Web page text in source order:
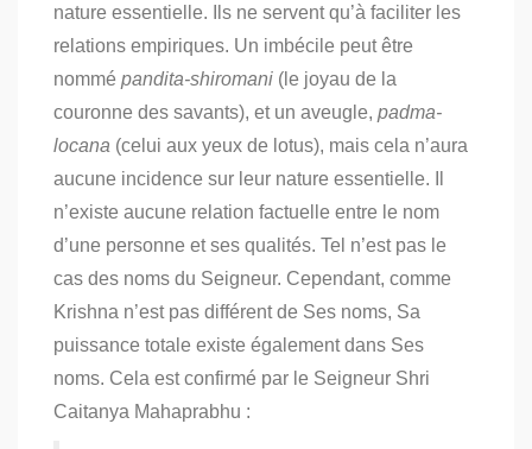
nature essentielle. Ils ne servent qu’à faciliter les
relations empiriques. Un imbécile peut être
nommé pandita-shiromani (le joyau de la
couronne des savants), et un aveugle, padma-
locana (celui aux yeux de lotus), mais cela n’aura
aucune incidence sur leur nature essentielle. Il
n’existe aucune relation factuelle entre le nom
d’une personne et ses qualités. Tel n’est pas le
cas des noms du Seigneur. Cependant, comme
Krishna n’est pas différent de Ses noms, Sa
puissance totale existe également dans Ses
noms. Cela est confirmé par le Seigneur Shri
Caitanya Mahaprabhu :